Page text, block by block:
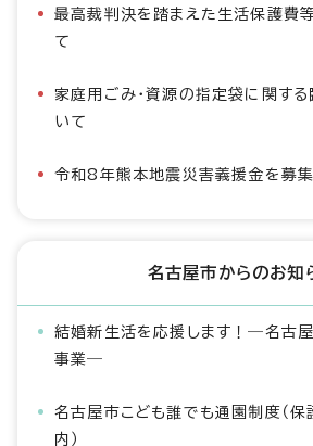
最高裁判決を踏まえた生活保護費
て
家庭用ごみ・資源の指定袋に関す
いて
令和8年熊本地震災害義援金を募
名古屋市からのお知
結婚新生活を応援します！―名古
事業―
名古屋市こども誰でも通園制度（
内）